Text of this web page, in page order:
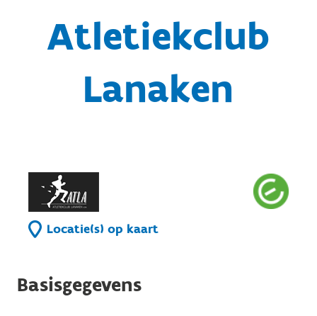
Atletiekclub
Lanaken
Locatie(s) op kaart
Basisgegevens